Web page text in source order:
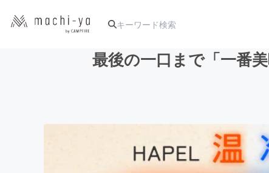
アート・写真
最後の一口まで「一番